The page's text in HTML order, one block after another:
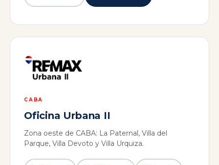
CABA
Oficina Urbana II
Zona oeste de CABA: La Paternal, Villa del
Parque, Villa Devoto y Villa Urquiza.